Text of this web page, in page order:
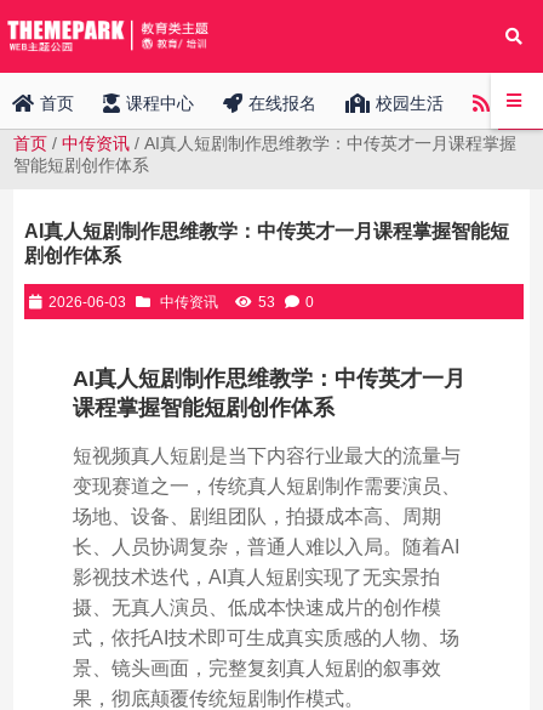
首页 课程中心 在线报名 校园生活 中传
首页 /中传资讯 / AI真人短剧制作思维教学：中传英才一月课程掌握
智能短剧创作体系
AI真人短剧制作思维教学：中传英才一月课程掌握智能短
剧创作体系
2026-06-03 中传资讯 53 0
AI真人短剧制作思维教学：中传英才一月
课程掌握智能短剧创作体系
短视频真人短剧是当下内容行业最大的流量与
变现赛道之一，传统真人短剧制作需要演员、
场地、设备、剧组团队，拍摄成本高、周期
长、人员协调复杂，普通人难以入局。随着AI
影视技术迭代，AI真人短剧实现了无实景拍
摄、无真人演员、低成本快速成片的创作模
式，依托AI技术即可生成真实质感的人物、场
景、镜头画面，完整复刻真人短剧的叙事效
果，彻底颠覆传统短剧制作模式。